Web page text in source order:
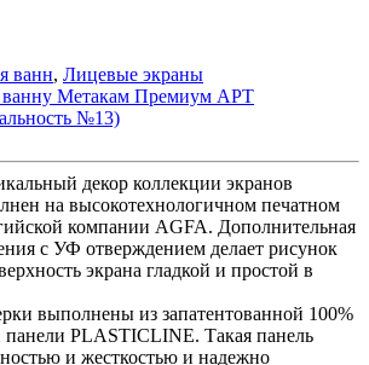
ванн, Лицевые экраны
ванну Метакам Премиум АРТ
№13)
декор коллекции экранов
на высокотехнологичном печатном
компании AGFA. Дополнительная
с УФ отверждением делает рисунок
экрана гладкой и простой в
выполнены из запатентованной 100%
PLASTICLINE. Такая панель
и жесткостью и надежно